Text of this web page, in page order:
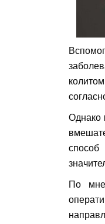
Однако
способ
По